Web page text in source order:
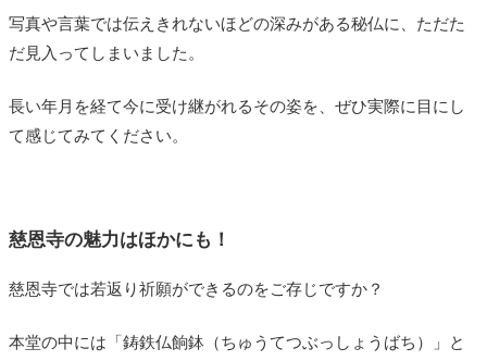
写真や言葉では伝えきれないほどの深みがある秘仏に、ただた
だ見入ってしまいました。
長い年月を経て今に受け継がれるその姿を、ぜひ実際に目にし
て感じてみてください。
慈恩寺の魅力はほかにも！
慈恩寺では若返り祈願ができるのをご存じですか？
本堂の中には「鋳鉄仏餉鉢（ちゅうてつぶっしょうばち）」と